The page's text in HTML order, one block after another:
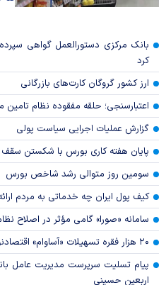
بانک مرکزی دستورالعمل گواهی سپرده
کرد
ارز کشور گروگان کارت‌های بازرگانی
اعتبارسنجی؛ حلقه مفقوده نظام تامین
گزارش عملیات اجرایی سیاست پولی
پایان هفته کاری بورس با شکستن سقف ۵.۴ میلیون واحد
سومین روز متوالی رشد شاخص بورس
کیف پول ایران چه خدماتی به مردم
سامانه «صورا» گامی مؤثر در اصلاح
۲۰ هزار فقره تسهیلات «آساوام» اقتصادنوین پرداخت شد
پیام تسلیت سرپرست مدیریت عامل
اربعین حسینی